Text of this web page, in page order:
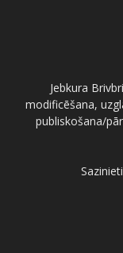
Jebkura
modificēšana,
publiskošana/